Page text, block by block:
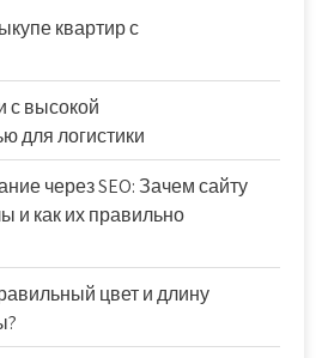
квартир с
высокой
для логистики
через SEO: Зачем сайту
и как их правильно
цвет и длину